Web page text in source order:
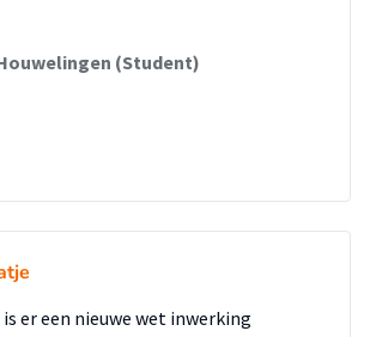
is gebleken dat het UWV hoge eisen stelt
ziekte van de werknemer. In de meeste
(Student)
is er een nieuwe wet inwerking